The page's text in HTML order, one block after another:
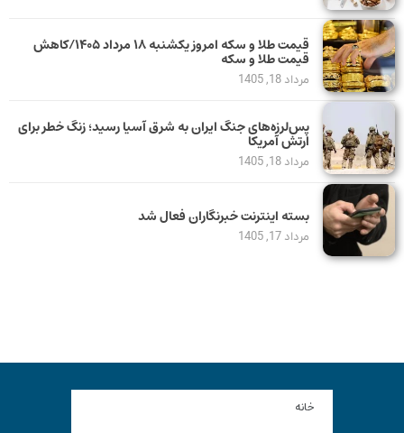
قیمت طلا و سکه امروز یکشنبه ۱۸ مرداد ۱۴۰۵/کاهش
قیمت طلا و سکه
مرداد 18, 1405
پس‌لرزه‌های جنگ ایران به شرق آسیا رسید؛ زنگ خطر برای
ارتش آمریکا
مرداد 18, 1405
بسته اینترنت خبرنگاران فعال شد
مرداد 17, 1405
خانه